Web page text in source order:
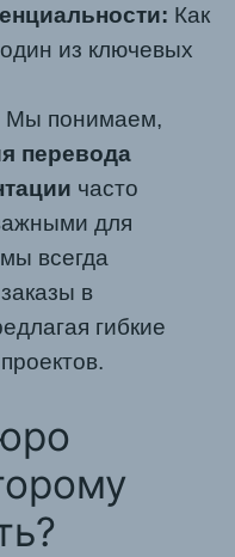
Как
из ключевых
Мы понимаем,
перевода
часто
для
всегда
в
гибкие